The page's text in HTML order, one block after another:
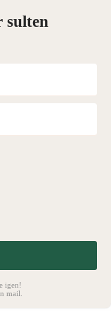
sulten
igen!
mail.